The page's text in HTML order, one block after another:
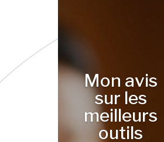
Mon avis
sur les
meilleurs
outils